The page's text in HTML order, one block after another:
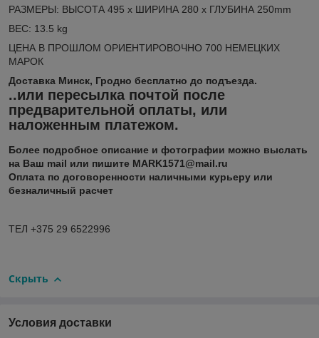
РАЗМЕРЫ: ВЫСОТА 495 x ШИРИНА 280 x ГЛУБИНА 250mm
ВЕС: 13.5 kg
ЦЕНА В ПРОШЛОМ ОРИЕНТИРОВОЧНО 700 НЕМЕЦКИХ
МАРОК
Доставка Минск, Гродно бесплатно до подъезда.
..или пересылка почтой после
предварительной оплаты, или
наложенным платежом.
Более подробное описание и фотографии можно выслать
на Ваш mail или пишите MARK1571@mail.ru
Оплата по договоренности наличными курьеру или
безналичный расчет
ТЕЛ +375 29 6522996
Скрыть
Условия доставки